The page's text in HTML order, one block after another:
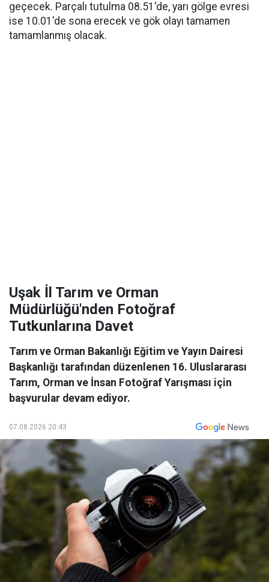
geçecek. Parçalı tutulma 08.51'de, yarı gölge evresi
ise 10.01'de sona erecek ve gök olayı tamamen
tamamlanmış olacak.
Uşak İl Tarım ve Orman
Müdürlüğü'nden Fotoğraf
Tutkunlarına Davet
Tarım ve Orman Bakanlığı Eğitim ve Yayın Dairesi
Başkanlığı tarafından düzenlenen 16. Uluslararası
Tarım, Orman ve İnsan Fotoğraf Yarışması için
başvurular devam ediyor.
07.08.2026 20:43